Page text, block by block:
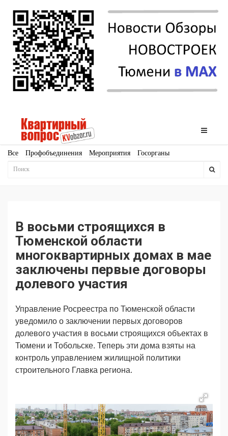
Все Профобъединения Мероприятия Госорганы
Новостройки
Продвижение Поздравляем
Ещё
В восьми строящихся в
Тюменской области
многоквартирных домах в мае
заключены первые договоры
долевого участия
Управление Росреестра по Тюменской области
уведомило о заключении первых договоров
долевого участия в восьми строящихся объектах в
Тюмени и Тобольске. Теперь эти дома взяты на
контроль управлением жилищной политики
строительного Главка региона.